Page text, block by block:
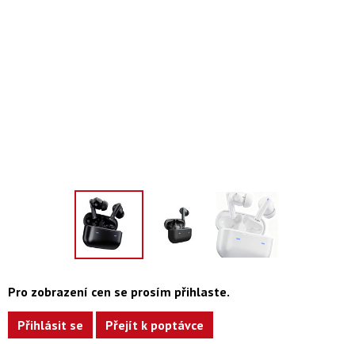
Pro zobrazení cen se prosím přihlaste.
Přihlásit se Přejít k poptávce